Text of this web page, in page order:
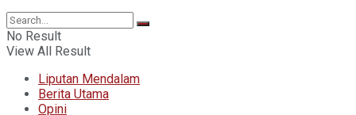
No Result
View All Result
Liputan Mendalam
Berita Utama
Opini